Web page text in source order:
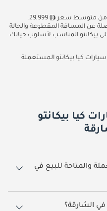
29,999.
عن المسافة المقطوعة والحالة
بيكانتو المناسب لأسلوب حياتك
كيا بيكانتو المستعملة
كيا بيكانتو
والمتاحة للبيع في
الشارقة؟